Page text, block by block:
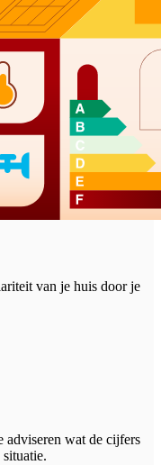
van je huis door je
adviseren wat de cijfers